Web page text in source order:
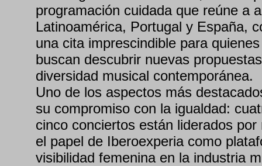
programación cuidada que reúne a
Latinoamérica, Portugal y España,
una cita imprescindible para quienes
buscan descubrir nuevas
diversidad musical contemporánea.
Uno de los aspectos más
su compromiso con la igualdad:
cinco conciertos están liderados
el papel de Iberoexperia como
visibilidad femenina en la industria